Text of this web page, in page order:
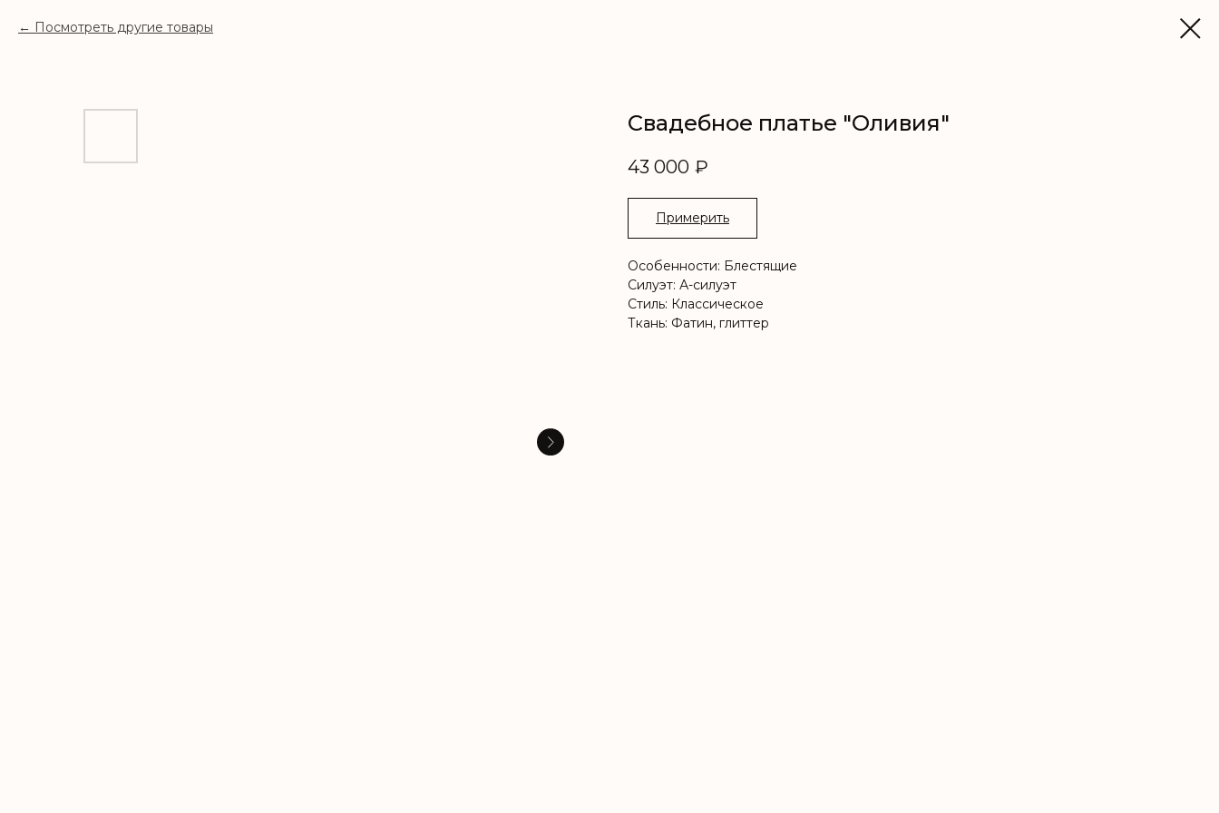
Посмотреть другие товары
Свадебное платье "Оливия"
43 000 ₽
Примерить
Особенности: Блестящие
Силуэт: А-силуэт
Стиль: Классическое
Ткань: Фатин, глиттер